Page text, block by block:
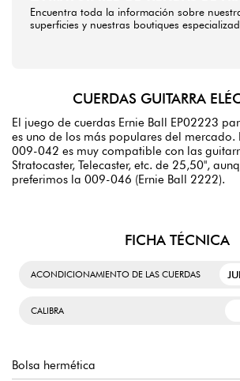
Encuentra toda la información sobre
superficies y nuestras boutiques
CUERDAS GUITARRA
El juego de cuerdas Ernie Ball EP02223
es uno de los más populares del mercado.
009-042 es muy compatible con las
Stratocaster, Telecaster, etc. de 25,50",
preferimos la 009-046 (Ernie Ball 2222).
FICHA TÉCNICA
ACONDICIONAMIENTO DE LAS CUERDAS
CALIBRA
Bolsa hermética